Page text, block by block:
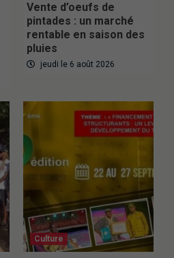
Vente d’oeufs de
pintades : un marché
rentable en saison des
pluies
jeudi le 6 août 2026
Culture